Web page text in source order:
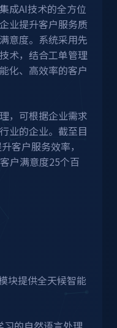
成AI技术的全方位
业提升客户服务质
意度。系统采用先
术，结合工单管理
化、高效率的客户
，可根据企业需求
业的企业。截至目
客户服务效率，
户满意度25个百
块提供全天候智能